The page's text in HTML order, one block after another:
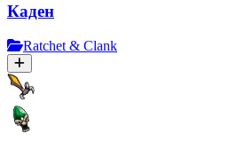
Каден
Ratchet & Clank